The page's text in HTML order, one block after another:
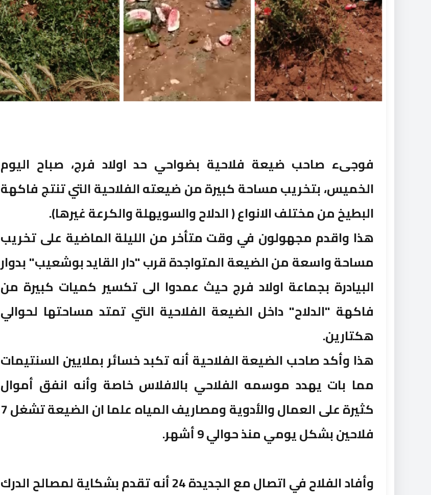
فوجىء صاحب ضيعة فلاحية بضواحي حد اولاد فرج، صباح اليوم
الخميس، بتخريب مساحة كبيرة من ضيعته الفلاحية التي تنتج فاكهة
البطيخ من مختلف الانواع ( الدلاح والسويهلة والكرعة غيرها).
هذا واقدم مجهولون في وقت متأخر من الليلة الماضية على تخريب
مساحة واسعة من الضيعة المتواجدة قرب "دار القايد بوشعيب" بدوار
البيادرة بجماعة اولاد فرج حيث عمدوا الى تكسير كميات كبيرة من
فاكهة "الدلاح" داخل الضيعة الفلاحية التي تمتد مساحتها لحوالي
هكتارين.
هذا وأكد صاحب الضيعة الفلاحية أنه تكبد خسائر بملايين السنتيمات
مما بات يهدد موسمه الفلاحي بالافلاس خاصة وأنه انفق أموال
كثيرة على العمال والأدوية ومصاريف المياه علما ان الضيعة تشغل 7
فلاحين بشكل يومي منذ حوالي 9 أشهر.
وأفاد الفلاح في اتصال مع الجديدة 24 أنه تقدم بشكاية لمصالح الدرك